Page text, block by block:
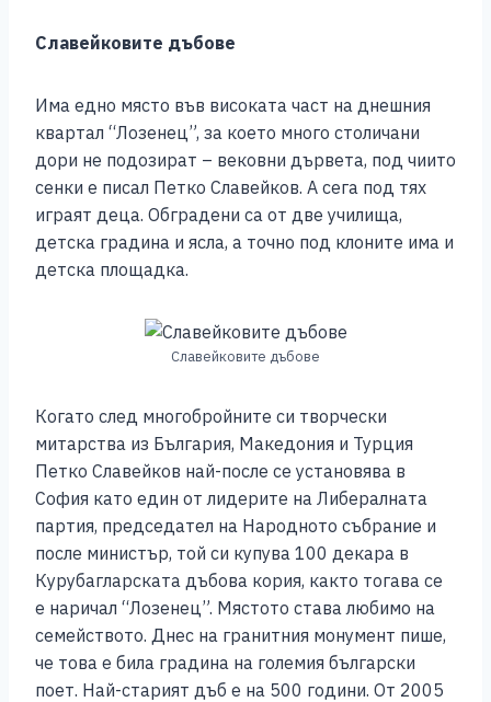
Славейковите дъбове
Има едно място във високата част на днешния
квартал “Лозенец”, за което много столичани
дори не подозират – вековни дървета, под чиито
сенки е писал Петко Славейков. А сега под тях
играят деца. Обградени са от две училища,
детска градина и ясла, а точно под клоните има и
детска площадка.
Славейковите дъбове
Когато след многобройните си творчески
митарства из България, Македония и Турция
Петко Славейков най-после се установява в
София като един от лидерите на Либералната
партия, председател на Народното събрание и
после министър, той си купува 100 декара в
Курубагларската дъбова кория, както тогава се
е наричал “Лозенец”. Мястото става любимо на
семейството. Днес на гранитния монумент пише,
че това е била градина на големия български
поет. Най-старият дъб е на 500 години. От 2005